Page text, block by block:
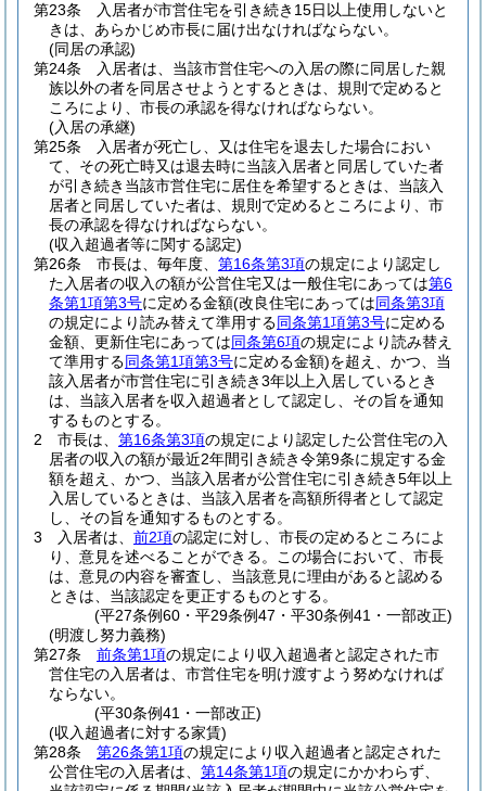
第23条
入居者が市営住宅を引き続き15日以上使用しないと
きは、あらかじめ市長に届け出なければならない。
(同居の承認)
第24条
入居者は、当該市営住宅への入居の際に同居した親
族以外の者を同居させようとするときは、規則で定めると
ころにより、市長の承認を得なければならない。
(入居の承継)
第25条
入居者が死亡し、又は住宅を退去した場合におい
て、その死亡時又は退去時に当該入居者と同居していた者
が引き続き当該市営住宅に居住を希望するときは、当該入
居者と同居していた者は、規則で定めるところにより、市
長の承認を得なければならない。
(収入超過者等に関する認定)
第26条
市長は、毎年度、 第16条第3項の規定により認定し
た入居者の収入の額が公営住宅又は一般住宅にあっては第6
条第1項第3号に定める金額(改良住宅にあっては同条第3項
の規定により読み替えて準用する同条第1項第3号に定める
金額、更新住宅にあっては同条第6項の規定により読み替え
て準用する同条第1項第3号に定める金額)を超え、かつ、当
該入居者が市営住宅に引き続き3年以上入居しているとき
は、当該入居者を収入超過者として認定し、その旨を通知
するものとする。
2
市長は、 第16条第3項の規定により認定した公営住宅の入
居者の収入の額が最近2年間引き続き令第9条に規定する金
額を超え、かつ、当該入居者が公営住宅に引き続き5年以上
入居しているときは、当該入居者を高額所得者として認定
し、その旨を通知するものとする。
3
入居者は、 前2項の認定に対し、市長の定めるところによ
り、意見を述べることができる。
この場合において、市長
は、意見の内容を審査し、当該意見に理由があると認める
ときは、当該認定を更正するものとする。
(平27条例60・平29条例47・平30条例41・一部改正)
(明渡し努力義務)
第27条
前条第1項の規定により収入超過者と認定された市
営住宅の入居者は、市営住宅を明け渡すよう努めなければ
ならない。
(平30条例41・一部改正)
(収入超過者に対する家賃)
第28条
第26条第1項の規定により収入超過者と認定された
公営住宅の入居者は、 第14条第1項の規定にかかわらず、